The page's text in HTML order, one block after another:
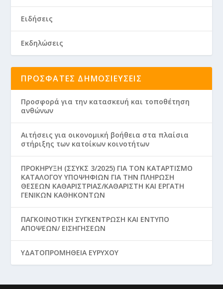
Ειδήσεις
Εκδηλώσεις
ΠΡΌΣΦΑΤΕΣ ΔΗΜΟΣΙΕΎΣΕΙΣ
Προσφορά για την κατασκευή και τοποθέτηση
ανθώνων
Aιτήσεις για οικονομική βοήθεια στα πλαίσια
στήριξης των κατοίκων κοινοτήτων
ΠΡΟΚΗΡΥΞΗ (ΣΣΥΚΣ 3/2025) ΓΙΑ ΤΟΝ ΚΑΤΑΡΤΙΣΜΟ
ΚΑΤΑΛΟΓΟΥ ΥΠΟΨΗΦΙΩΝ ΓΙΑ ΤΗΝ ΠΛΗΡΩΣΗ
ΘΕΣΕΩΝ ΚΑΘΑΡΙΣΤΡΙΑΣ/ΚΑΘΑΡΙΣΤΗ ΚΑΙ ΕΡΓΑΤΗ
ΓΕΝΙΚΩΝ ΚΑΘΗΚΟΝΤΩΝ
ΠΑΓΚΟΙΝΟΤΙΚΗ ΣΥΓΚΕΝΤΡΩΣΗ ΚΑΙ ΕΝΤΥΠΟ
ΑΠΟΨΕΩΝ/ ΕΙΣΗΓΗΣΕΩΝ
ΥΔΑΤΟΠΡΟΜΗΘΕΙΑ ΕΥΡΥΧΟΥ